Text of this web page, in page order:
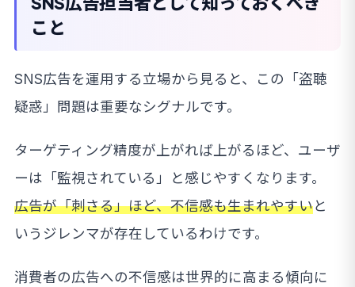
こと
SNS広告を運用する立場から見ると、この「盗聴
疑惑」問題は重要なシグナルです。
ターゲティング精度が上がれば上がるほど、ユーザ
ーは「監視されている」と感じやすくなります。
広告が「刺さる」ほど、不信感も生まれやすいと
いうジレンマが存在しているわけです。
消費者の広告への不信感は世界的に高まる傾向に